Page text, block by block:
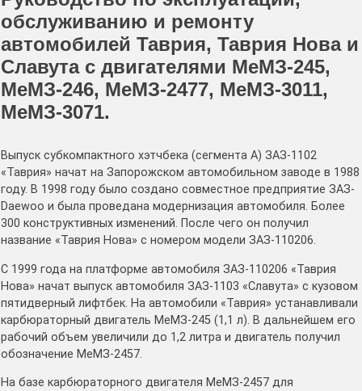
обслуживанию и ремонту
автомобилей Таврия, Таврия Нова и
Славута с двигателями МеМЗ-245,
МеМЗ-246, МеМЗ-2477, МеМЗ-3011,
МеМЗ-3071.
Выпуск субкомпактного хэтчбека (сегмента А) ЗАЗ-1102
«Таврия» начат на Запорожском автомобильном заводе в 1988
году. В 1998 году было создано совместное предприятие ЗАЗ-
Daewoo и была проведана модернизация автомобиля. Более
300 конструктивных изменений. После чего он получил
название «Таврия Нова» с номером модели ЗАЗ-110206.
С 1999 года на платформе автомобиля ЗАЗ-110206 «Таврия
Нова» начат выпуск автомобиля ЗАЗ-1103 «Славута» с кузовом
пятидверный лифтбек. На автомобили «Таврия» устанавливали
карбюраторный двигатель МеМЗ-245 (1,1 л). В дальнейшем его
рабочий объем увеличили до 1,2 литра и двигатель получил
обозначение МеМЗ-2457.
На базе карбюраторного двигателя МеМЗ-2457 для